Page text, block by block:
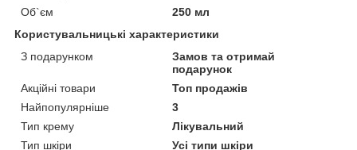
Об`єм
250 мл
Користувальницькі характеристики
З подарунком
Замов та отримай
подарунок
Акційні товари
Топ продажів
Найпопулярніше
3
Тип крему
Лікувальний
Тип шкіри
Усі типи шкіри